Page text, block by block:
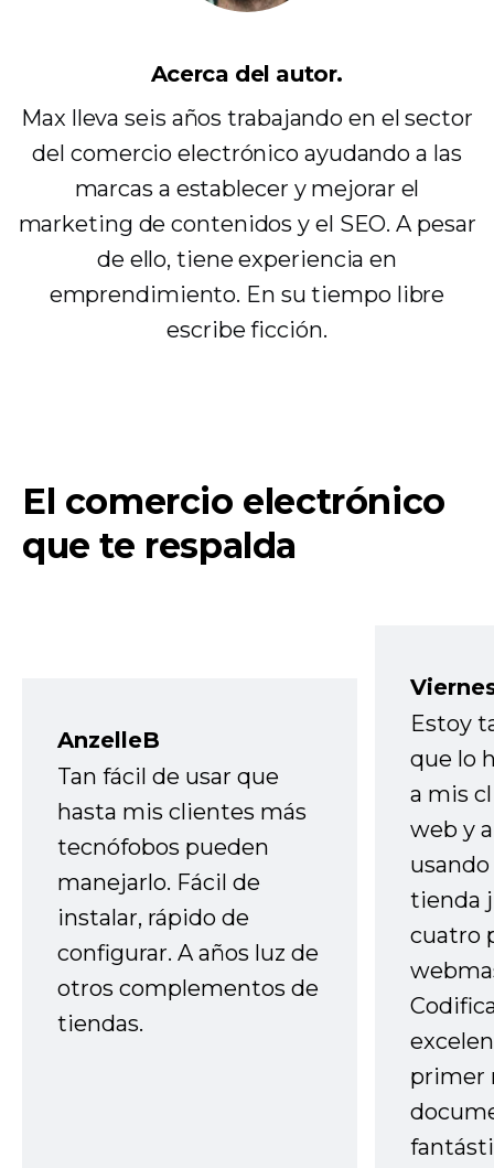
Acerca del autor.
Max lleva seis años trabajando en el sector
del comercio electrónico ayudando a las
marcas a establecer y mejorar el
marketing de contenidos y el SEO. A pesar
de ello, tiene experiencia en
emprendimiento. En su tiempo libre
escribe ficción.
El comercio electrónico
que te respalda
AnzelleB
Tan fácil de usar que
hasta mis clientes más
tecnófobos pueden
manejarlo. Fácil de
instalar, rápido de
configurar. A años luz de
otros complementos de
tiendas.
Estoy
que lo
a mis
web y
tienda
cuatro
primer